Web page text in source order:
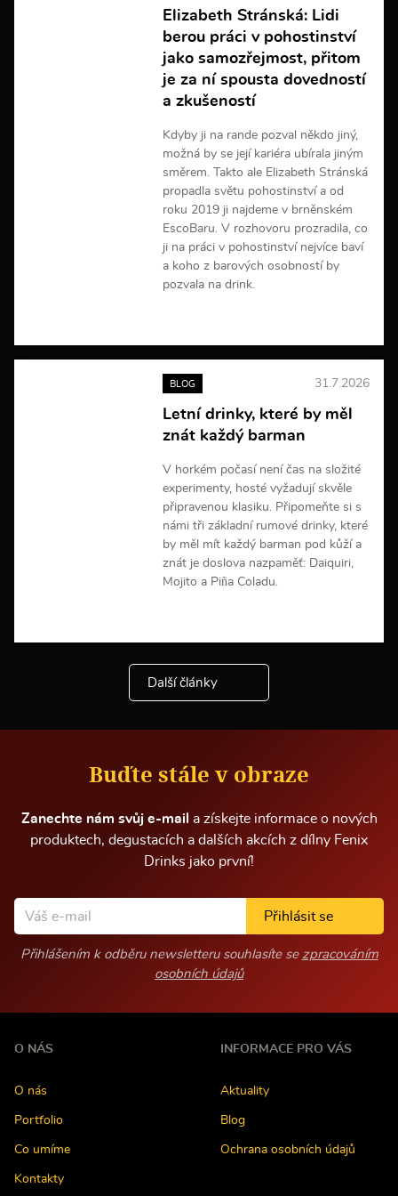
f
o
r
a
c
Elizabeth Stránská: Lidi
berou práci v pohostinství
jako samozřejmost, přitom
je za ní spousta dovedností
a zkušeností
Kdyby ji na rande pozval někdo jiný,
možná by se její kariéra ubírala jiným
směrem. Takto ale Elizabeth Stránská
propadla světu pohostinství a od
roku 2019 ji najdeme v brněnském
EscoBaru. V rozhovoru prozradila, co
ji na práci v pohostinství nejvíce baví
a koho z barových osobností by
pozvala na drink.
e
i
f
o
m
a
c
í
BLOG 31.7.2026
Letní drinky, které by měl
znát každý barman
V horkém počasí není čas na složité
experimenty, hosté vyžadují skvěle
připravenou klasiku. Připomeňte si s
námi tři základní rumové drinky, které
by měl mít každý barman pod kůží a
znát je doslova nazpaměť: Daiquiri,
Mojito a Piña Coladu.
e
i
n
o
m
a
Další články
Buďte stále v obraze
Zanechte nám svůj e-mail
a získejte informace o nových
produktech, degustacích a dalších akcích z dílny Fenix
Drinks jako první!
Přihlásit se
Přihlášením k odběru newsletteru souhlasíte se zpracováním
osobních údajů
O NÁS
O nás
Portfolio
Co umíme
Kontakty
INFORMACE PRO VÁS
Aktuality
Blog
Ochrana osobních údajů